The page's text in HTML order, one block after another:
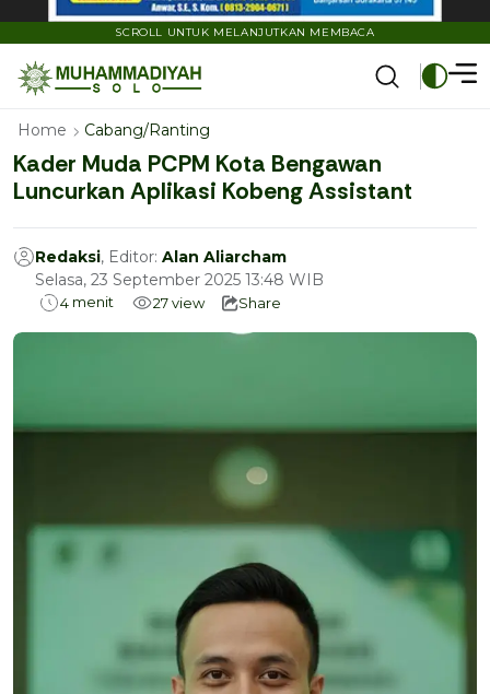
SCROLL UNTUK MELANJUTKAN MEMBACA
Home Cabang/Ranting
Kader Muda PCPM Kota Bengawan
Luncurkan Aplikasi Kobeng Assistant
Redaksi, Editor: Alan Aliarcham
Selasa, 23 September 2025 13:48 WIB
4 menit 27view Share